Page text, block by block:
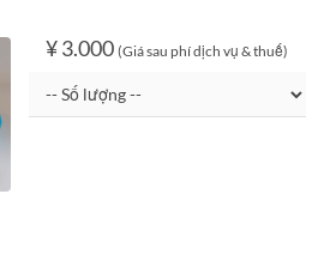
¥ 3.000 (Giá sau phí dịch vụ & thuế)